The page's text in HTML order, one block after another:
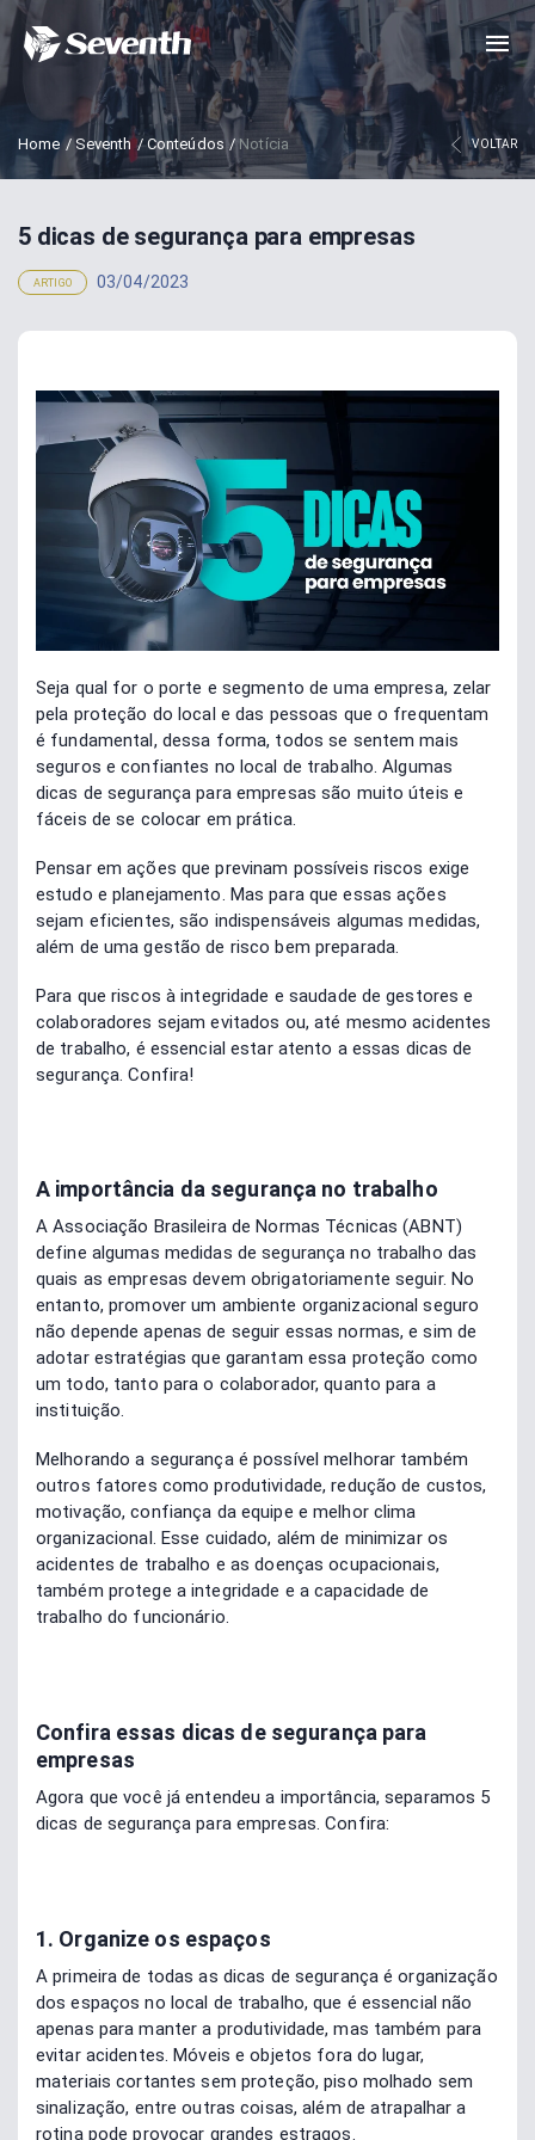
Home /Seventh /Conteúdos / Notícia VOLTAR
5 dicas de segurança para empresas
ARTIGO 03/04/2023
Seja qual for o porte e segmento de uma empresa, zelar
pela proteção do local e das pessoas que o frequentam
é fundamental, dessa forma, todos se sentem mais
seguros e confiantes no local de trabalho. Algumas
dicas de segurança para empresas são muito úteis e
fáceis de se colocar em prática.
Pensar em ações que previnam possíveis riscos exige
estudo e planejamento. Mas para que essas ações
sejam eficientes, são indispensáveis algumas medidas,
além de uma gestão de risco bem preparada.
Para que riscos à integridade e saudade de gestores e
colaboradores sejam evitados ou, até mesmo acidentes
de trabalho, é essencial estar atento a essas dicas de
segurança. Confira!
A importância da segurança no trabalho
A Associação Brasileira de Normas Técnicas (ABNT)
define algumas medidas de segurança no trabalho das
quais as empresas devem obrigatoriamente seguir. No
entanto, promover um ambiente organizacional seguro
não depende apenas de seguir essas normas, e sim de
adotar estratégias que garantam essa proteção como
um todo, tanto para o colaborador, quanto para a
instituição.
Melhorando a segurança é possível melhorar também
outros fatores como produtividade, redução de custos,
motivação, confiança da equipe e melhor clima
organizacional. Esse cuidado, além de minimizar os
acidentes de trabalho e as doenças ocupacionais,
também protege a integridade e a capacidade de
trabalho do funcionário.
Confira essas dicas de segurança para
empresas
Agora que você já entendeu a importância, separamos 5
dicas de segurança para empresas. Confira:
1. Organize os espaços
A primeira de todas as dicas de segurança é organização
dos espaços no local de trabalho, que é essencial não
apenas para manter a produtividade, mas também para
evitar acidentes. Móveis e objetos fora do lugar,
materiais cortantes sem proteção, piso molhado sem
sinalização, entre outras coisas, além de atrapalhar a
rotina pode provocar grandes estragos.